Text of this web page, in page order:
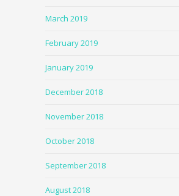
March 2019
February 2019
January 2019
December 2018
November 2018
October 2018
September 2018
August 2018